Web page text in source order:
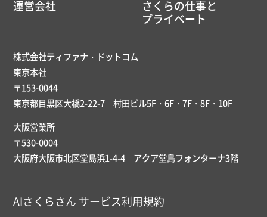
運営会社
さくらの仕事と
プライベート
株式会社ティファナ・ドットコム
東京本社
〒153-0044
東京都目黒区大橋2-22-7 村田ビル5F・6F・7F・8F・10F
大阪営業所
〒530-0004
大阪府大阪市北区堂島浜1-4-4 アクア堂島フォンターナ3階
AIさくらさん サービス利用規約